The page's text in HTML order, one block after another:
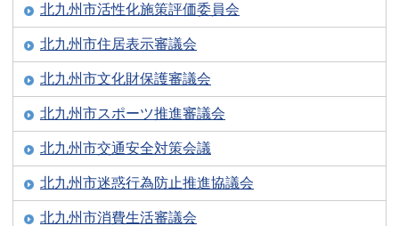
北九州市活性化施策評価委員会
北九州市住居表示審議会
北九州市文化財保護審議会
北九州市スポーツ推進審議会
北九州市交通安全対策会議
北九州市迷惑行為防止推進協議会
北九州市消費生活審議会